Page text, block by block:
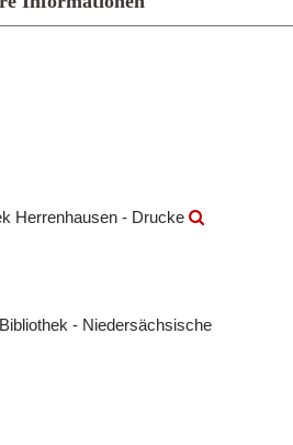
Herrenhausen - Drucke
- Niedersächsische